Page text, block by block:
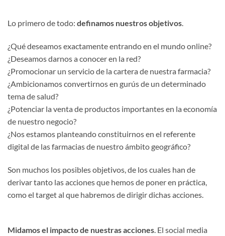
Lo primero de todo: definamos nuestros objetivos.
¿Qué deseamos exactamente entrando en el mundo online?
¿Deseamos darnos a conocer en la red?
¿Promocionar un servicio de la cartera de nuestra farmacia?
¿Ambicionamos convertirnos en gurús de un determinado
tema de salud?
¿Potenciar la venta de productos importantes en la economía
de nuestro negocio?
¿Nos estamos planteando constituirnos en el referente
digital de las farmacias de nuestro ámbito geográfico?
Son muchos los posibles objetivos, de los cuales han de
derivar tanto las acciones que hemos de poner en práctica,
como el target al que habremos de dirigir dichas acciones.
Midamos el impacto de nuestras acciones. El social media